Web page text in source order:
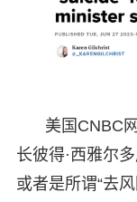
美国CNBC
长彼得·西雅尔
或者是所谓“去